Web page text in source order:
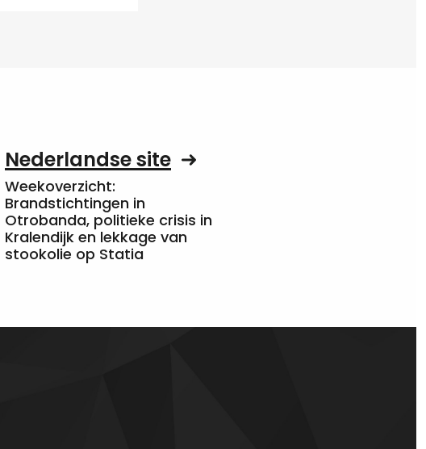
Nederlandse site
Weekoverzicht:
Brandstichtingen in
Otrobanda, politieke crisis in
Kralendijk en lekkage van
stookolie op Statia